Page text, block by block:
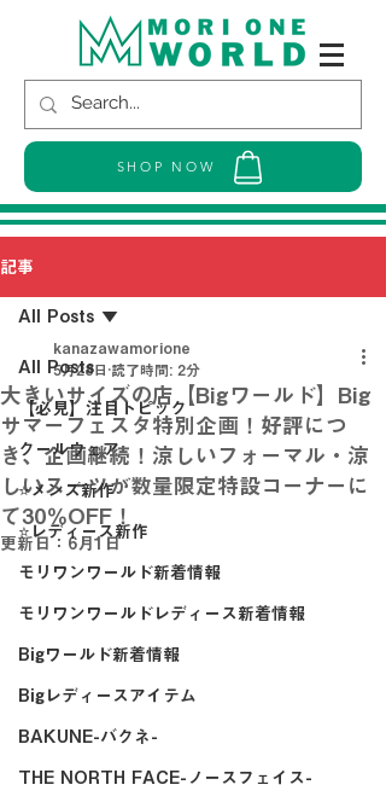
SHOP NOW
記事
All Posts
【必見】注目トピック
クールウェア
⭐メンズ新作
⭐レディース新作
モリワンワールド新着情報
モリワンワールドレディース新着情報
Bigワールド新着情報
Bigレディースアイテム
BAKUNE-バクネ-
THE NORTH FACE-ノースフェイス-
All Posts
大きいサイズの店【Bigワールド】Big
サマーフェスタ特別企画！好評につ
き、企画継続！涼しいフォーマル・涼
しいスーツが数量限定特設コーナーに
て30％OFF！
kanazawamorione
5月28日 読了時間: 2分
更新日： 6月1日